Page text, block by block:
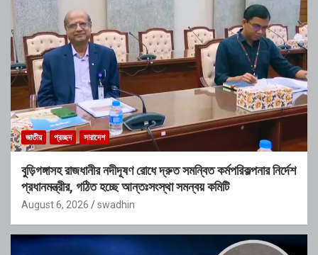
জাতীয় প্রচ্ছদ সারাদেশ
বুড়িগঙ্গাসহ রাজধানীর নদীদূষণ রোধে দ্রুত সমন্বিত কর্মপরিকল্পনার নির্দেশ
প্রধানমন্ত্রীর, গঠিত হচ্ছে আন্তঃসংস্থা সমন্বয় কমিটি
August 6, 2026 swadhin